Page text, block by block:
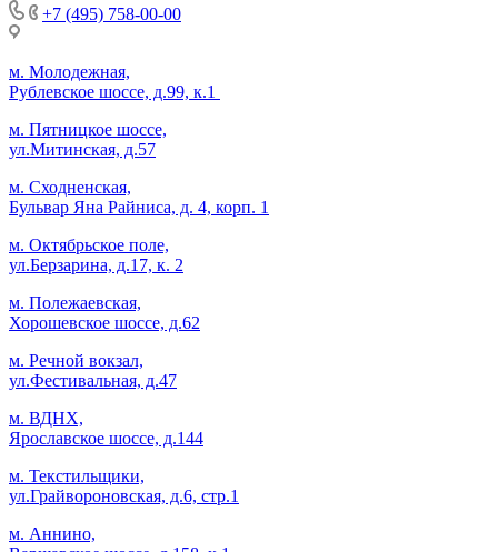
+7 (495) 758-00-00
м. Молодежная,
Рублевское шоссе, д.99, к.1
м. Пятницкое шоссе,
ул.Митинская, д.57
м. Сходненская,
Бульвар Яна Райниса, д. 4, корп. 1
м. Октябрьское поле,
ул.Берзарина, д.17, к. 2
м. Полежаевская,
Хорошевское шоссе, д.62
м. Речной вокзал,
ул.Фестивальная, д.47
м. ВДНХ,
Ярославское шоссе, д.144
м. Текстильщики,
ул.Грайвороновская, д.6, стр.1
м. Аннино,